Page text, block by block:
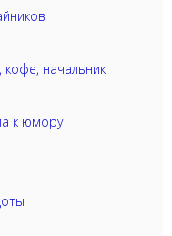
кофе, начальник
к юмору